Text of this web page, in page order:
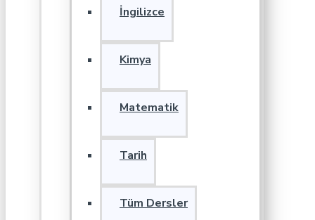
İngilizce
Kimya
Matematik
Tarih
Tüm Dersler